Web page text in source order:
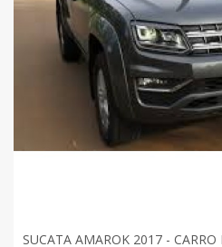
SUCATA AMAROK 2017 -